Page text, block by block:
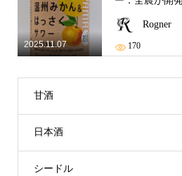
2025.11.07
Rogner
170
甘酒
日本酒
シードル